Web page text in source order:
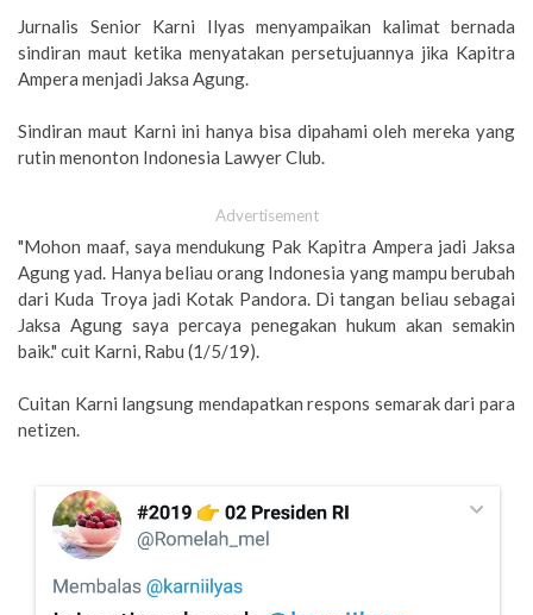
Jurnalis Senior Karni Ilyas menyampaikan kalimat bernada
sindiran maut ketika menyatakan persetujuannya jika Kapitra
Ampera menjadi Jaksa Agung.
Sindiran maut Karni ini hanya bisa dipahami oleh mereka yang
rutin menonton Indonesia Lawyer Club.
Advertisement
"Mohon maaf, saya mendukung Pak Kapitra Ampera jadi Jaksa
Agung yad. Hanya beliau orang Indonesia yang mampu berubah
dari Kuda Troya jadi Kotak Pandora. Di tangan beliau sebagai
Jaksa Agung saya percaya penegakan hukum akan semakin
baik." cuit Karni, Rabu (1/5/19).
Cuitan Karni langsung mendapatkan respons semarak dari para
netizen.